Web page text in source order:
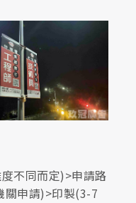
不同而定)>申請路
關申請)>印製(3-7